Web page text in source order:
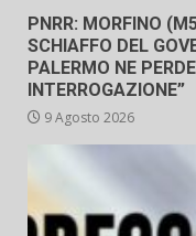
PNRR: MORFINO
SCHIAFFO DEL
PALERMO NE
INTERROGAZIONE”
9 Agosto 2026